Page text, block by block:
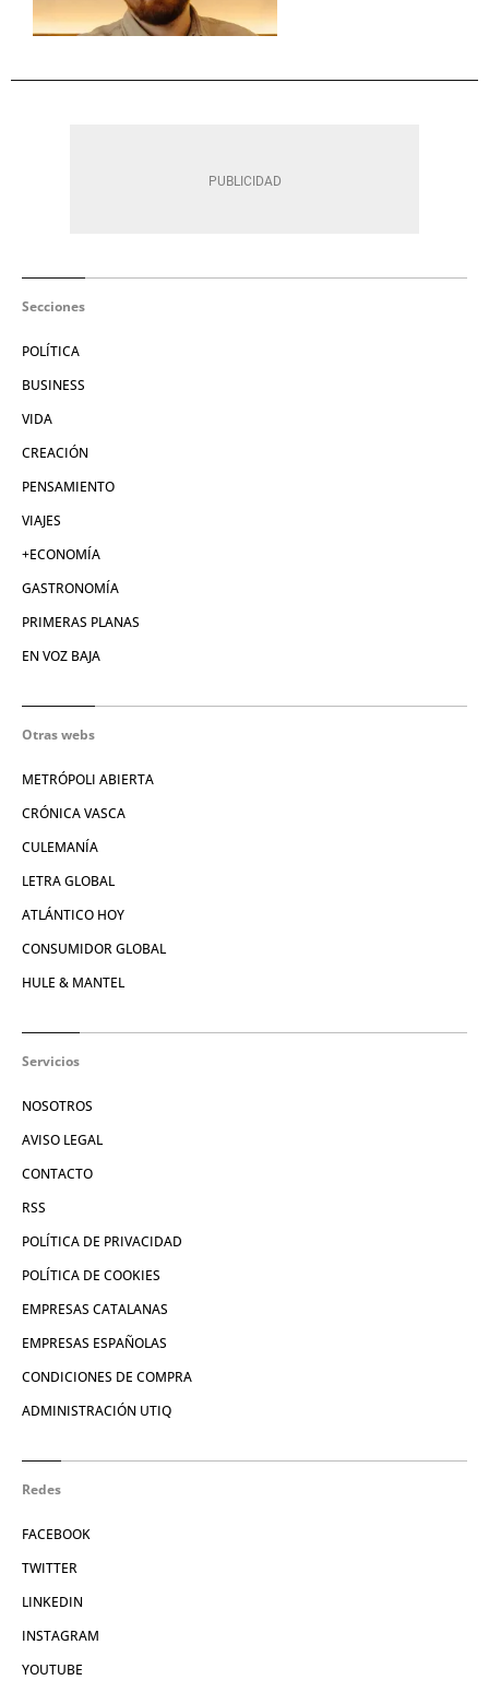
Secciones
POLÍTICA
BUSINESS
VIDA
CREACIÓN
PENSAMIENTO
VIAJES
+ECONOMÍA
GASTRONOMÍA
PRIMERAS PLANAS
EN VOZ BAJA
Otras webs
METRÓPOLI ABIERTA
CRÓNICA VASCA
CULEMANÍA
LETRA GLOBAL
ATLÁNTICO HOY
CONSUMIDOR GLOBAL
HULE & MANTEL
Servicios
NOSOTROS
AVISO LEGAL
CONTACTO
RSS
POLÍTICA DE PRIVACIDAD
POLÍTICA DE COOKIES
EMPRESAS CATALANAS
EMPRESAS ESPAÑOLAS
CONDICIONES DE COMPRA
ADMINISTRACIÓN UTIQ
Redes
FACEBOOK
TWITTER
LINKEDIN
INSTAGRAM
YOUTUBE